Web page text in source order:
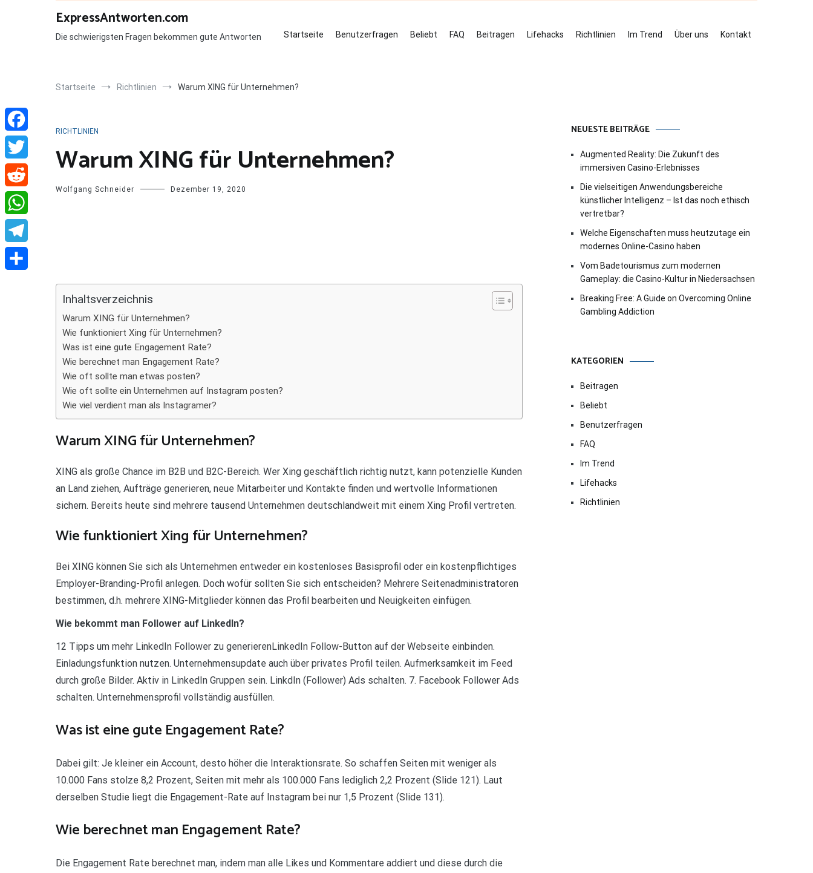
ExpressAntworten.com
Die schwierigsten Fragen bekommen gute Antworten Startseite Benutzerfragen Beliebt FAQ Beitragen Lifehacks Richtlinien Im Trend Über uns Kontakt
Startseite Richtlinien Warum XING für Unternehmen?
RICHTLINIEN
Warum XING für Unternehmen?
Wolfgang Schneider Dezember 19, 2020
Inhaltsverzeichnis
Warum XING für Unternehmen?
Wie funktioniert Xing für Unternehmen?
Was ist eine gute Engagement Rate?
Wie berechnet man Engagement Rate?
Wie oft sollte man etwas posten?
Wie oft sollte ein Unternehmen auf Instagram posten?
Wie viel verdient man als Instagramer?
Warum XING für Unternehmen?
XING als große Chance im B2B und B2C-Bereich. Wer Xing geschäftlich richtig nutzt, kann potenzielle Kunden
an Land ziehen, Aufträge generieren, neue Mitarbeiter und Kontakte finden und wertvolle Informationen
sichern. Bereits heute sind mehrere tausend Unternehmen deutschlandweit mit einem Xing Profil vertreten.
Wie funktioniert Xing für Unternehmen?
Bei XING können Sie sich als Unternehmen entweder ein kostenloses Basisprofil oder ein kostenpflichtiges
Employer-Branding-Profil anlegen. Doch wofür sollten Sie sich entscheiden? Mehrere Seitenadministratoren
bestimmen, d.h. mehrere XING-Mitglieder können das Profil bearbeiten und Neuigkeiten einfügen.
Wie bekommt man Follower auf LinkedIn?
12 Tipps um mehr LinkedIn Follower zu generierenLinkedIn Follow-Button auf der Webseite einbinden.
Einladungsfunktion nutzen. Unternehmensupdate auch über privates Profil teilen. Aufmerksamkeit im Feed
durch große Bilder. Aktiv in LinkedIn Gruppen sein. LinkdIn (Follower) Ads schalten. 7. Facebook Follower Ads
schalten. Unternehmensprofil vollständig ausfüllen.
Was ist eine gute Engagement Rate?
Dabei gilt: Je kleiner ein Account, desto höher die Interaktionsrate. So schaffen Seiten mit weniger als
10.000 Fans stolze 8,2 Prozent, Seiten mit mehr als 100.000 Fans lediglich 2,2 Prozent (Slide 121). Laut
derselben Studie liegt die Engagement-Rate auf Instagram bei nur 1,5 Prozent (Slide 131).
Wie berechnet man Engagement Rate?
Die Engagement Rate berechnet man, indem man alle Likes und Kommentare addiert und diese durch die
NEUESTE BEITRÄGE
Augmented Reality: Die Zukunft des
immersiven Casino-Erlebnisses
Die vielseitigen Anwendungsbereiche
künstlicher Intelligenz – Ist das noch ethisch
vertretbar?
Welche Eigenschaften muss heutzutage ein
modernes Online-Casino haben
Vom Badetourismus zum modernen
Gameplay: die Casino-Kultur in Niedersachsen
Breaking Free: A Guide on Overcoming Online
Gambling Addiction
KATEGORIEN
Beitragen
Beliebt
Benutzerfragen
FAQ
Im Trend
Lifehacks
Richtlinien
Facebook
Twitter
Reddit
WhatsApp
Telegram